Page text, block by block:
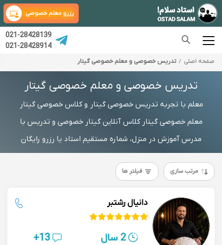
رزرو معلم خصوصی
021-28428139
021-28428914
صفحه اصلی تدریس خصوصی و معلم خصوصی گیتار
تدریس خصوصی و معلم خصوصی گیتار
معلم با تجربه تدریس خصوصی گیتار و کلاس خصوصی گیتار
معلم خصوصی گیتار کلاس آنلاین گیتار خصوصی و تدریس با
مدرس آموزش در منزل، شماره مستقیم استاد یا رزرو رایگان
مرتب سازی فیلتر ها
دانیال رشتبر
2 سال 13+